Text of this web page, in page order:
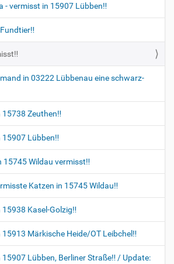
- vermisst in 15907 Lübben‼️
in 03222 Lübbenau eine schwarz-
15738 Zeuthen‼️
15907 Lübben‼️
15745 Wildau vermisst‼️
Katzen in 15745 Wildau‼️
15938 Kasel-Golzig‼️
15913 Märkische Heide/OT Leibchel‼️
15907 Lübben, Berliner Straße‼️ / Update: